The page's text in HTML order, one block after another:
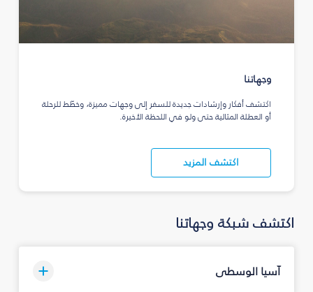
وجهاتنا
اكتشف أفكار وإرشادات جديدة للسفر إلى وجهات مميزة، وخطّط للرحلة
أو العطلة المثالية حتى ولو في اللحظة الأخيرة.
اكتشف المزيد
اكتشف شبكة وجهاتنا
آسيا الوسطى